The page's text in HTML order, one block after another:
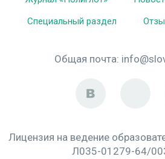
Специальный раздел
Общая почта:
Лицензия на ведение
Л035-01279-64/